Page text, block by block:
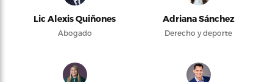
Lic Alexis Quiñones
Abogado
Adriana Sánchez
Derecho y deporte